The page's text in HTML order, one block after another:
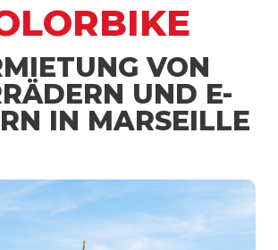
VON
UND E-
IN MARSEILLE